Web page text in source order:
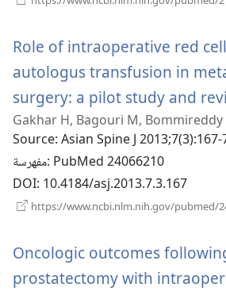
Role of intraoperative red
autologus transfusion in
surgery: a pilot study and
Gakhar H, Bagouri M, Bommireddy
Source‎: Asian Spine J 2013;7(3):167-
مفهرسة‎: PubMed 24066210
DOI‎: 10.4184/asj.2013.7.3.167
https://www.ncbi.nlm.nih.gov/pubmed/
Oncologic outcomes
prostatectomy with